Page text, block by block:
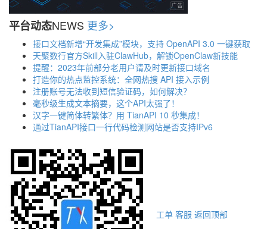
平台动态NEWS 更多>
接口文档新增“开发集成”模块，支持 OpenAPI 3.0 一键获取
天聚数行官方Skill入驻ClawHub，解锁OpenClaw新技能
提醒：2023年前部分老用户请及时更新接口域名
打造你的热点监控系统：全网热搜 API 接入示例
注册账号无法收到短信验证码，如何解决？
毫秒级生成文本摘要，这个API太强了！
汉字一键简体转繁体？用 TianAPI 10 秒集成！
通过TianAPI接口一行代码检测网站是否支持IPv6
工单 客服 返回顶部